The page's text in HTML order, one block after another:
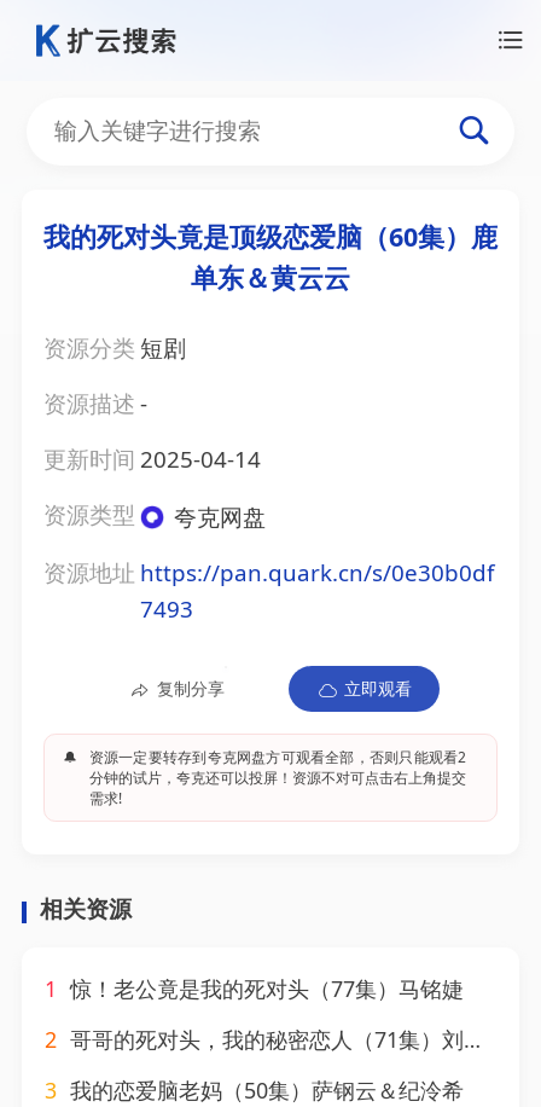
我的死对头竟是顶级恋爱脑（60集）鹿
单东＆黄云云
资源分类 短剧
资源描述-
更新时间 2025-04-14
资源类型
夸克网盘
资源地址 https://pan.quark.cn/s/0e30b0df
7493
复制分享 立即观看
🔔
资源一定要转存到夸克网盘方可观看全部，否则只能观看2
分钟的试片，夸克还可以投屏！资源不对可点击右上角提交
需求!
相关资源
1 惊！老公竟是我的死对头（77集）马铭婕
2 哥哥的死对头，我的秘密恋人（71集）刘昊源＆李芊乐
3 我的恋爱脑老妈（50集）萨钢云＆纪泠希